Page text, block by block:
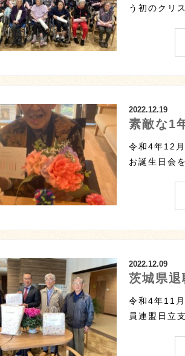
う初のクリ
2022.12.19
素敵な1
令和4年12
お誕生日会
2022.12.09
茨城県退
令和4年11
員連盟日立